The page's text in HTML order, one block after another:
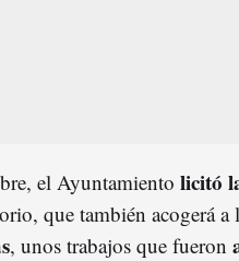
el Ayuntamiento licitó
que también acogerá a
, unos trabajos que fueron